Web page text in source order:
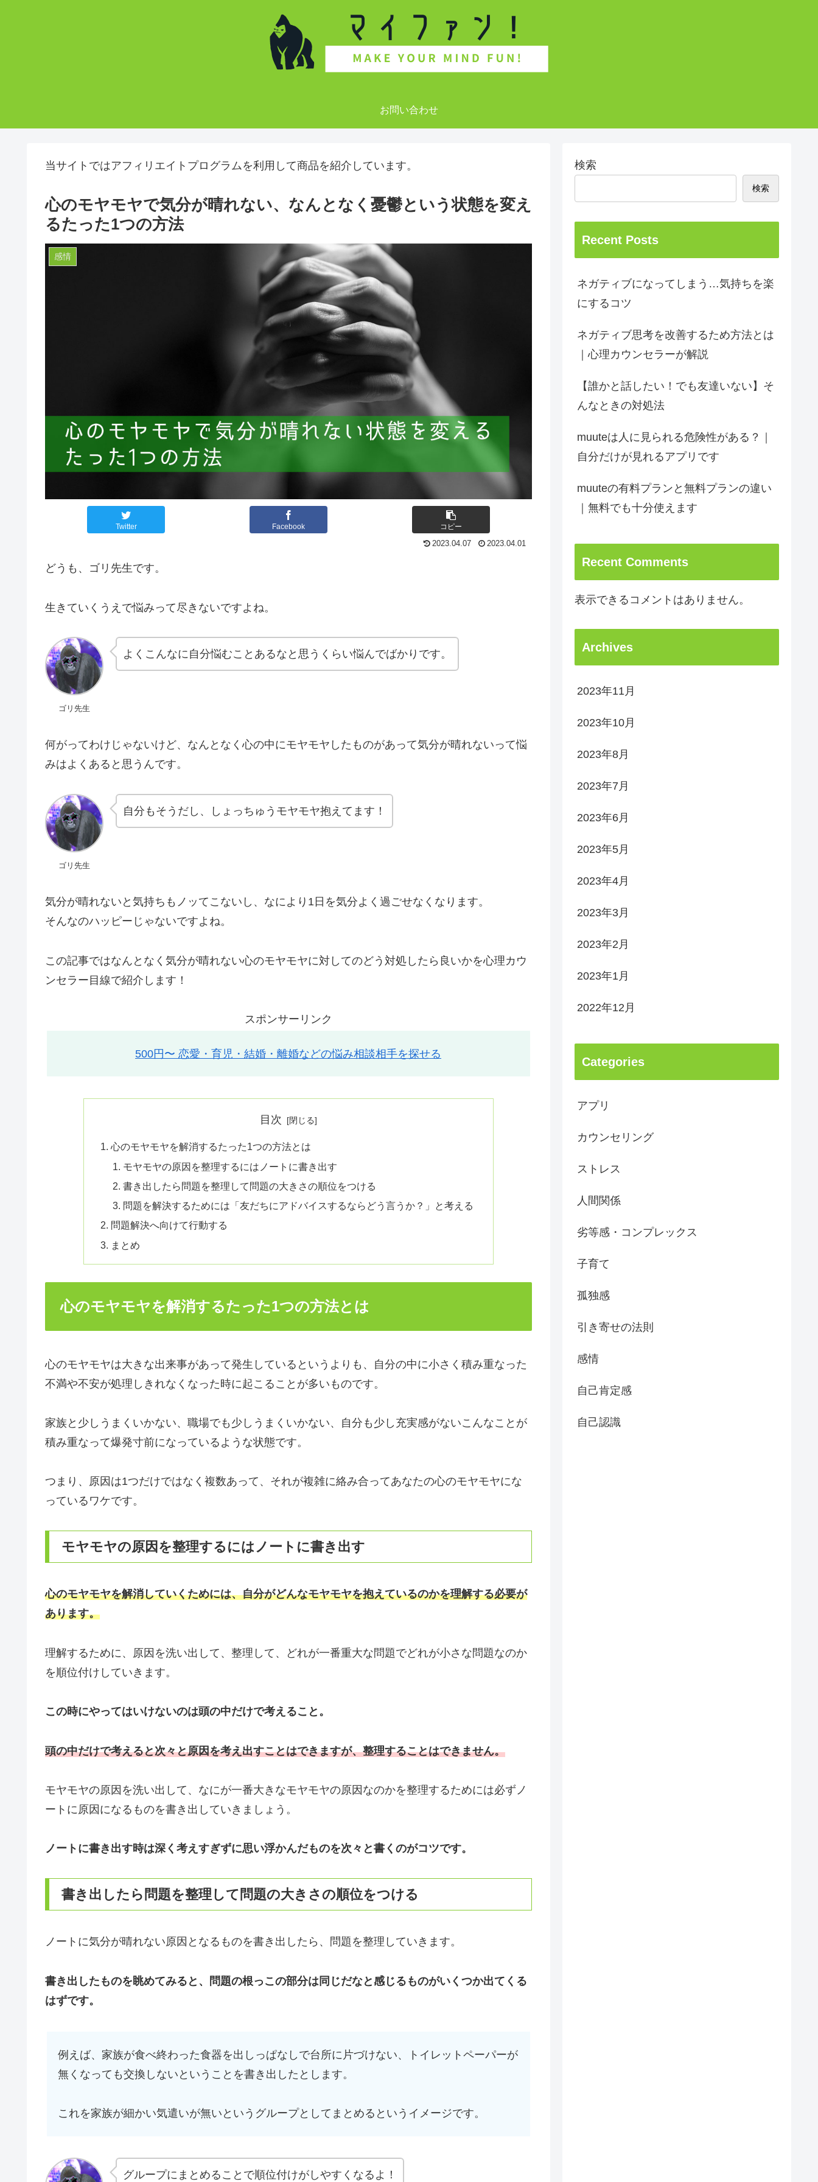
お問い合わせ
当サイトではアフィリエイトプログラムを利用して商品を紹介しています。
心のモヤモヤで気分が晴れない、なんとなく憂鬱という状態を変え
るたった1つの方法
感情
Twitter Facebook コピー
2023.04.07 2023.04.01
どうも、ゴリ先生です。
生きていくうえで悩みって尽きないですよね。
ゴリ先生
よくこんなに自分悩むことあるなと思うくらい悩んでばかりです。
何がってわけじゃないけど、なんとなく心の中にモヤモヤしたものがあって気分が晴れないって悩
みはよくあると思うんです。
ゴリ先生
自分もそうだし、しょっちゅうモヤモヤ抱えてます！
気分が晴れないと気持ちもノッてこないし、なにより1日を気分よく過ごせなくなります。
そんなのハッピーじゃないですよね。
この記事ではなんとなく気分が晴れない心のモヤモヤに対してのどう対処したら良いかを心理カウ
ンセラー目線で紹介します！
スポンサーリンク
500円〜 恋愛・育児・結婚・離婚などの悩み相談相手を探せる
目次
心のモヤモヤを解消するたった1つの方法とは
モヤモヤの原因を整理するにはノートに書き出す
書き出したら問題を整理して問題の大きさの順位をつける
問題を解決するためには「友だちにアドバイスするならどう言うか？」と考える
問題解決へ向けて行動する
まとめ
心のモヤモヤを解消するたった1つの方法とは
心のモヤモヤは大きな出来事があって発生しているというよりも、自分の中に小さく積み重なった
不満や不安が処理しきれなくなった時に起こることが多いものです。
家族と少しうまくいかない、職場でも少しうまくいかない、自分も少し充実感がないこんなことが
積み重なって爆発寸前になっているような状態です。
つまり、原因は1つだけではなく複数あって、それが複雑に絡み合ってあなたの心のモヤモヤにな
っているワケです。
モヤモヤの原因を整理するにはノートに書き出す
心のモヤモヤを解消していくためには、自分がどんなモヤモヤを抱えているのかを理解する必要が
あります。
理解するために、原因を洗い出して、整理して、どれが一番重大な問題でどれが小さな問題なのか
を順位付けしていきます。
この時にやってはいけないのは頭の中だけで考えること。
頭の中だけで考えると次々と原因を考え出すことはできますが、整理することはできません。
モヤモヤの原因を洗い出して、なにが一番大きなモヤモヤの原因なのかを整理するためには必ずノ
ートに原因になるものを書き出していきましょう。
ノートに書き出す時は深く考えすぎずに思い浮かんだものを次々と書くのがコツです。
書き出したら問題を整理して問題の大きさの順位をつける
ノートに気分が晴れない原因となるものを書き出したら、問題を整理していきます。
書き出したものを眺めてみると、問題の根っこの部分は同じだなと感じるものがいくつか出てくる
はずです。
例えば、家族が食べ終わった食器を出しっぱなしで台所に片づけない、トイレットペーパーが
無くなっても交換しないということを書き出したとします。
これを家族が細かい気遣いが無いというグループとしてまとめるというイメージです。
グループにまとめることで順位付けがしやすくなるよ！
検索
検索
Recent Posts
ネガティブになってしまう…気持ちを楽
にするコツ
ネガティブ思考を改善するため方法とは
｜心理カウンセラーが解説
【誰かと話したい！でも友達いない】そ
んなときの対処法
muuteは人に見られる危険性がある？｜
自分だけが見れるアプリです
muuteの有料プランと無料プランの違い
｜無料でも十分使えます
Recent Comments
表示できるコメントはありません。
Archives
2023年11月
2023年10月
2023年8月
2023年7月
2023年6月
2023年5月
2023年4月
2023年3月
2023年2月
2023年1月
2022年12月
Categories
アプリ
カウンセリング
ストレス
人間関係
劣等感・コンプレックス
子育て
孤独感
引き寄せの法則
感情
自己肯定感
自己認識